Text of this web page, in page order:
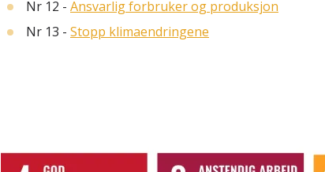
Nr 12 - Ansvarlig forbruker og produksjon
Nr 13 - Stopp klimaendringene